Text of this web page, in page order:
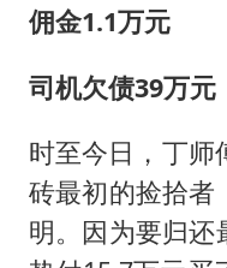
佣金1.1万元
司机欠债39万元
时至今日，丁师
砖最初的捡拾者
明。因为要归还